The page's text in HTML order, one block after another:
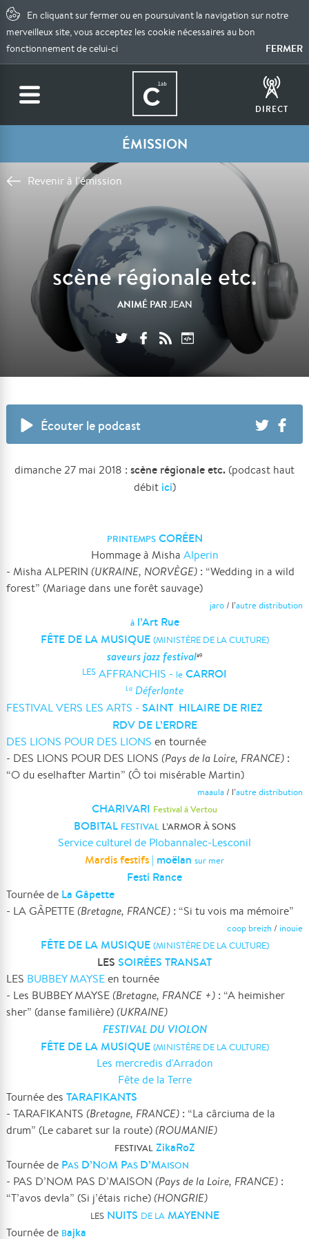
En cliquant sur fermer ou en poursuivant la navigation sur notre
merveilleux site, vous acceptez les cookie nécessaires au bon
fonctionnement de celui-ci
FERMER
DIRECT
ÉMISSION
Revenir à l'émission
scène régionale etc.
ANIMÉ PARJEAN
Écouter le podcast
dimanche 27 mai 2018 : scène régionale etc. (podcast haut
débit ici)
PRINTEMPSCORÉEN
Hommage à Misha Alperin
- Misha ALPERIN (UKRAINE, NORVÈGE) : “Wedding in a wild
forest” (Mariage dans une forêt sauvage)
jaro/ l’autre distribution
àl’Art Rue
FÊTE DE LA MUSIQUE (MINISTÈRE DE LA CULTURE)
saveurs jazz festival#9
LES AFFRANCHIS - le CARROI
La Déferlante
FESTIVAL VERS LES ARTS -SAINT HILAIRE DE RIEZ
RDV DE L’ERDRE
DES LIONS POUR DES LIONS en tournée
- DES LIONS POUR DES LIONS (Pays de la Loire, FRANCE) :
“O du eselhafter Martin” (Ô toi misérable Martin)
maaula/ l’autre distribution
CHARIVARI Festival à Vertou
BOBITAL FESTIVAL L’ARMOR À SONS
Service culturel de Plobannalec-Lesconil
Mardis festifs | moëlan sur mer
Festi Rance
Tournée de La Gâpette
- LA GÂPETTE (Bretagne, FRANCE) : “Si tu vois ma mémoire”
coop breizh / inouie
FÊTE DE LA MUSIQUE (MINISTÈRE DE LA CULTURE)
LES SOIRÉES TRANSAT
LES BUBBEY MAYSEen tournée
- Les BUBBEY MAYSE (Bretagne, FRANCE +) : “A heimisher
sher” (danse familière) (UKRAINE)
FESTIVAL DU VIOLON
FÊTE DE LA MUSIQUE (MINISTÈRE DE LA CULTURE)
Les mercredis d'Arradon
Fête de la Terre
Tournée desTARAFIKANTS
- TARAFIKANTS (Bretagne, FRANCE) : “La cârciuma de la
drum” (Le cabaret sur la route) (ROUMANIE)
FESTIVAL ZikaRoZ
Tournée de PAS D’NOM PAS D’MAISON
- PAS D’NOM PAS D’MAISON (Pays de la Loire, FRANCE) :
“T’avos devla” (Si j’étais riche) (HONGRIE)
LES NUITS DE LA MAYENNE
Tournée de Bajka